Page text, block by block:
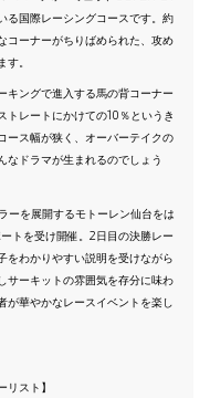
る国際レーシングコースです。約
コーナーがちりばめられた、攻め
。
キングで進入する馬の背コーナー
トレートにかけての10％というき
ース幅が狭く、オーバーテイクの
なドラマが生まれるのでしょう
ーを展開するモトーレン仙台をは
トを受け開催。2日目の決勝レー
をわかりやすい説明を受けながら
サーキットの雰囲気を存分に味わ
が華やかなレースイベントを楽し
スト】